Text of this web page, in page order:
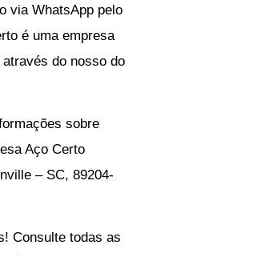
via WhatsApp pelo
é uma empresa
do nosso do
sobre
Aço Certo
– SC, 89204-
Consulte todas as